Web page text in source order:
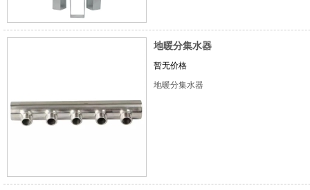
地暖分集水器
暂无价格
地暖分集水器